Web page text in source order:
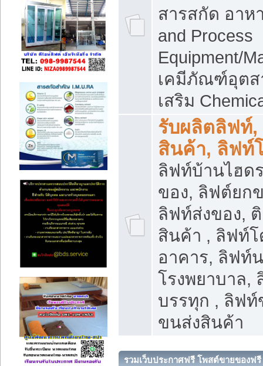
สารสกัด อาห
and Process
Equipment/
เคมีภัณฑ์อุตส
เสริม
รับผลิตลิฟท์
สินค้า, ลิฟท์
ลิฟท์บ้านไฮด
ของ, ลิฟต์ยก
ลิฟท์ส่งของ,
สินค้า , ลิฟท์
อาคาร, ลิฟท์
โรงพยาบาล,
บรรทุก , ลิฟ
ขนส่งสินค้า
รวมเว็บประกาศฟรี โพสต์ขายของฟรี